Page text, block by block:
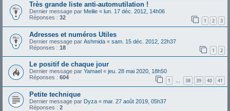
Très grande liste anti-automutilation !
Dernier message par Meilie « lun. 17 déc. 2012, 14h06
Réponses : 32 1 2 3
Adresses et numéros Utiles
Dernier message par Ashmida « sam. 15 déc. 2012, 22h37
Réponses : 18 1 2
Le positif de chaque jour
Dernier message par Yamael « jeu. 28 mai 2020, 18h50
Réponses : 604 1 … 38 39 40 41
Petite technique
Dernier message par Dyza « mar. 27 août 2019, 05h37
Réponses : 2